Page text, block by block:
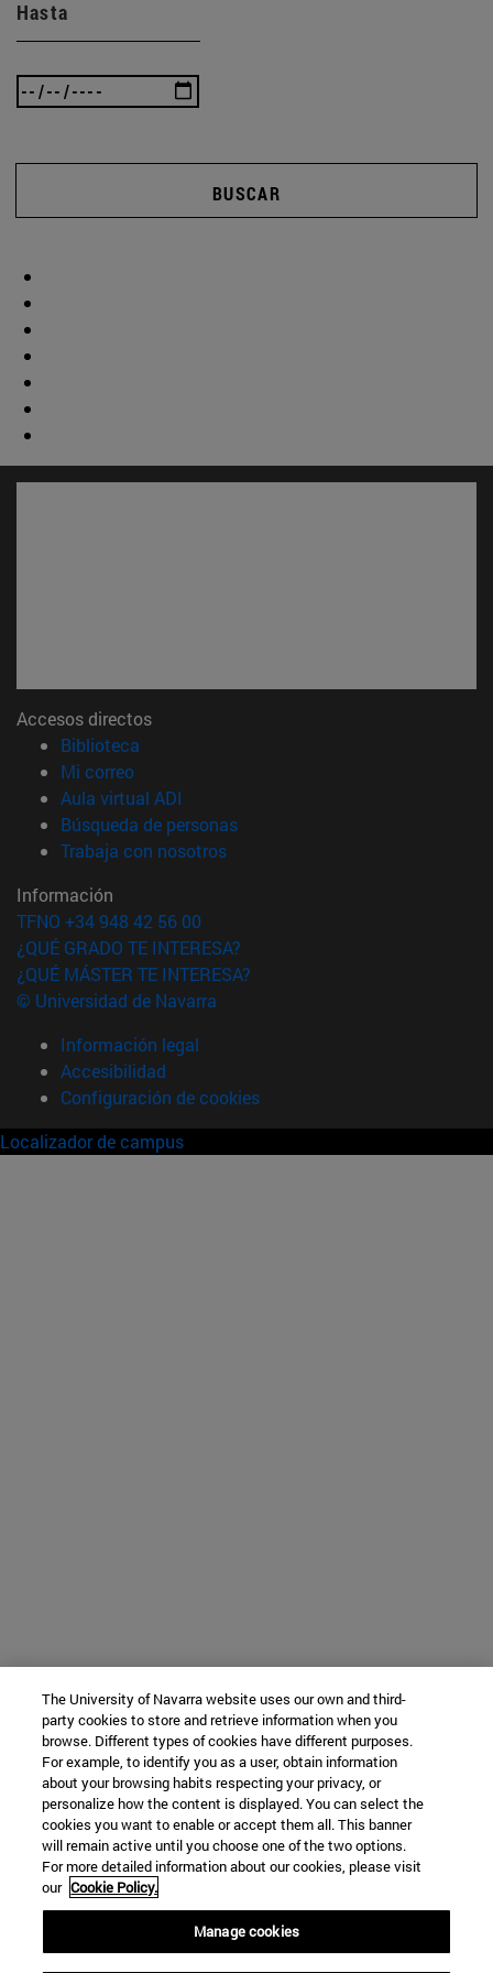
Hasta
BUSCAR
Accesos directos
Biblioteca
Mi correo(abre en nueva ventana)
Aula virtual ADI
Búsqueda de personas(abre en nueva ventana)
Trabaja con nosotros(abre en nueva ventana)
Información
TFNO +34 948 42 56 00
¿QUÉ GRADO TE INTERESA?
¿QUÉ MÁSTER TE INTERESA?
© Universidad de Navarra
Información legal
Accesibilidad
Configuración de cookies
Localizador de campus
The University of Navarra website uses our own and third-
party cookies to store and retrieve information when you
browse. Different types of cookies have different purposes.
For example, to identify you as a user, obtain information
about your browsing habits respecting your privacy, or
personalize how the content is displayed. You can select the
cookies you want to enable or accept them all. This banner
will remain active until you choose one of the two options.
For more detailed information about our cookies, please visit
our Cookie Policy.
Manage cookies